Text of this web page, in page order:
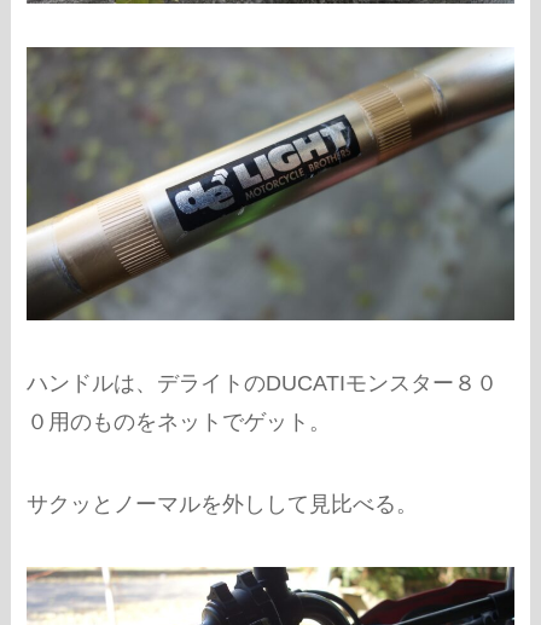
ハンドルは、デライトのDUCATIモンスター８０
０用のものをネットでゲット。
サクッとノーマルを外しして見比べる。